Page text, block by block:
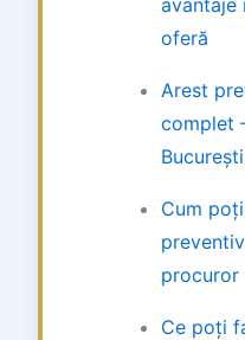
oferă
Arest
complet
București
Cum
procuror
Ce poți